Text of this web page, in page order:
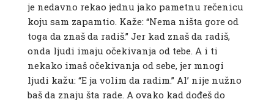
je nedavno rekao jednu jako pametnu rečenicu
koju sam zapamtio. Kaže: “Nema ništa gore od
toga da znaš da radiš.” Jer kad znaš da radiš,
onda ljudi imaju očekivanja od tebe. A i ti
nekako imaš očekivanja od sebe, jer mnogi
ljudi kažu: “E ja volim da radim.” Al’ nije nužno
baš da znaju šta rade. A ovako kad dođeš do